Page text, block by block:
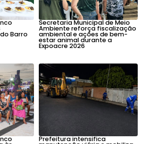
Barro
Secretaria Municipal de Meio
Ambiente reforça fiscalização
ambiental e ações de bem-
estar animal durante a
Expoacre 2026
Prefeitura intensifica